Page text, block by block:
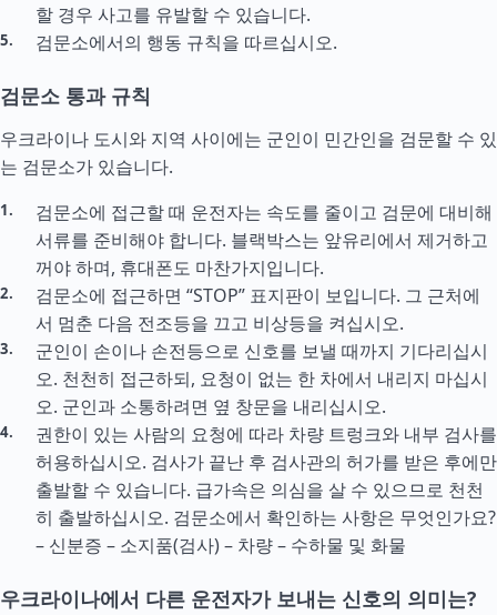
할 경우 사고를 유발할 수 있습니다.
검문소에서의 행동 규칙을 따르십시오.
검문소 통과 규칙
우크라이나 도시와 지역 사이에는 군인이 민간인을 검문할 수 있
는 검문소가 있습니다.
검문소에 접근할 때 운전자는 속도를 줄이고 검문에 대비해
서류를 준비해야 합니다. 블랙박스는 앞유리에서 제거하고
꺼야 하며, 휴대폰도 마찬가지입니다.
검문소에 접근하면 “STOP” 표지판이 보입니다. 그 근처에
서 멈춘 다음 전조등을 끄고 비상등을 켜십시오.
군인이 손이나 손전등으로 신호를 보낼 때까지 기다리십시
오. 천천히 접근하되, 요청이 없는 한 차에서 내리지 마십시
오. 군인과 소통하려면 옆 창문을 내리십시오.
권한이 있는 사람의 요청에 따라 차량 트렁크와 내부 검사를
허용하십시오. 검사가 끝난 후 검사관의 허가를 받은 후에만
출발할 수 있습니다. 급가속은 의심을 살 수 있으므로 천천
히 출발하십시오. 검문소에서 확인하는 사항은 무엇인가요?
– 신분증 – 소지품(검사) – 차량 – 수하물 및 화물
우크라이나에서 다른 운전자가 보내는 신호의 의미는?